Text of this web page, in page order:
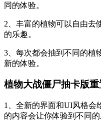
同的体验。
2、丰富的植物可以自由去
的乐趣。
3、每次都会抽到不同的植
新的体验。
植物大战僵尸抽卡版
1、全新的界面和UI风格会
的内容会让你体验到不同的